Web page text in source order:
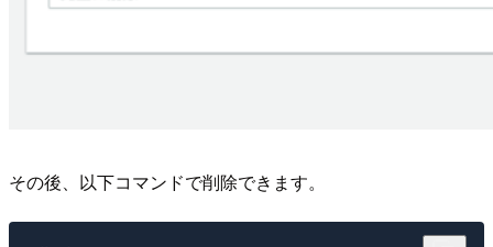
その後、以下コマンドで削除できます。